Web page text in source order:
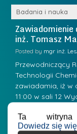
Badania i nauka
inż. Tomasz
Posted by mgr inż.
Przewodniczący
Technologii
zawiadamia, iż w
11:00 w sali 12
kolokwium
Osiągnięcie
e
W
a
r
s
z
a
w
s
k
Ta
Dowiedz się